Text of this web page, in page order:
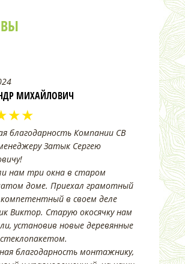
МИХАЙЛОВИЧ
благодарность Компании СВ
Затык Сергею
нам три окна в старом
доме. Приехал грамотный
в своем деле
Виктор. Старую окосячку нам
установив новые деревянные
благодарность монтажнику,